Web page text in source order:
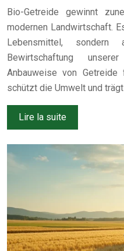
Bio-Getreide gewinnt
modernen Landwirtschaft.
Lebensmittel,
Bewirtschaftung
Anbauweise von Getreide
schützt die Umwelt und
Lire la suite